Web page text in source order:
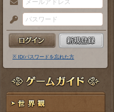
メ
ー
ル
ア
ド
レ
ス
パ
ス
ー
ド
※ ID/パスワードを忘れた方
ゲームガイド